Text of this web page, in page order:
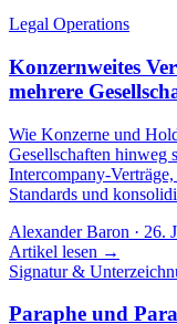
Legal Operations
Konzernweites
mehrere
Wie Konzerne und
Gesellschaften hinweg
Intercompany-
Standards und
Alexander Baron · 26.
Artikel lesen →
Signatur &
Paraphe und